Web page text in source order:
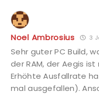
Noel Ambrosius 3
Sehr guter PC Build,
der RAM, der Aegis
Erhöhte Ausfallrate
mal ausgefallen).